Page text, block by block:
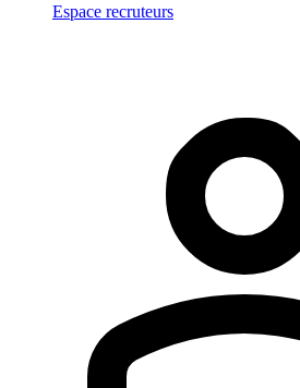
Espace recruteurs